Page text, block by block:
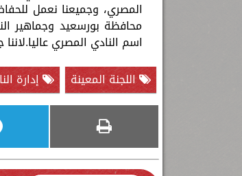
المصري، وجميعنا نعمل
محافظة بورسعيد وجماهير
اسم النادي المصري
اللجنة المعينة
إدارة